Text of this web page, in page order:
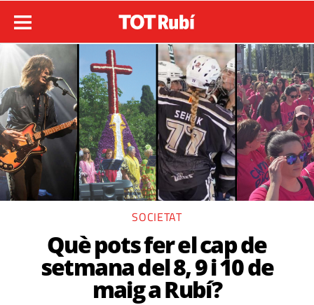
SOCIETAT
Què pots fer el cap de
setmana del 8, 9 i 10 de
maig a Rubí?